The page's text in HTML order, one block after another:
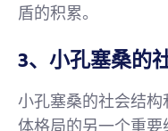
盾的积累。
3、小孔塞桑的
小孔塞桑的社会结
体格局的另一个重